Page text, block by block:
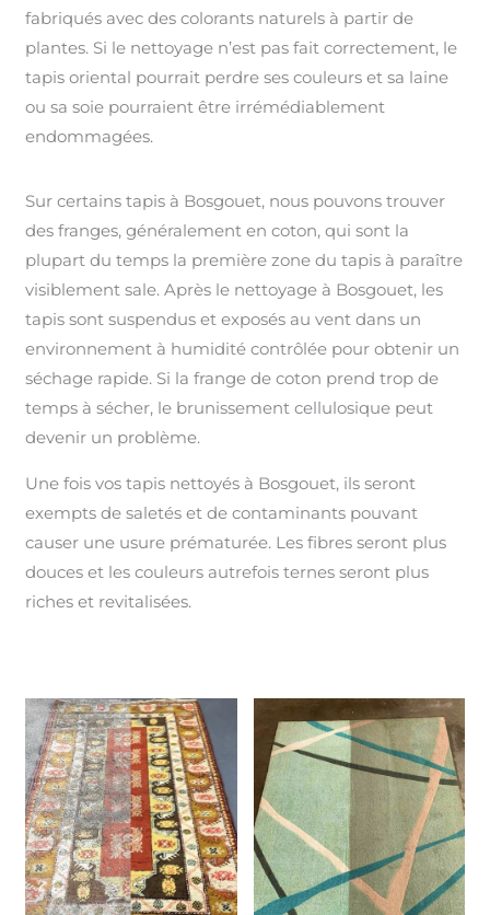
fabriqués avec des colorants naturels à partir de
plantes. Si le nettoyage n’est pas fait correctement, le
tapis oriental pourrait perdre ses couleurs et sa laine
ou sa soie pourraient être irrémédiablement
endommagées.
Sur certains tapis à Bosgouet, nous pouvons trouver
des franges, généralement en coton, qui sont la
plupart du temps la première zone du tapis à paraître
visiblement sale. Après le nettoyage à Bosgouet, les
tapis sont suspendus et exposés au vent dans un
environnement à humidité contrôlée pour obtenir un
séchage rapide. Si la frange de coton prend trop de
temps à sécher, le brunissement cellulosique peut
devenir un problème.
Une fois vos tapis nettoyés à Bosgouet, ils seront
exempts de saletés et de contaminants pouvant
causer une usure prématurée. Les fibres seront plus
douces et les couleurs autrefois ternes seront plus
riches et revitalisées.